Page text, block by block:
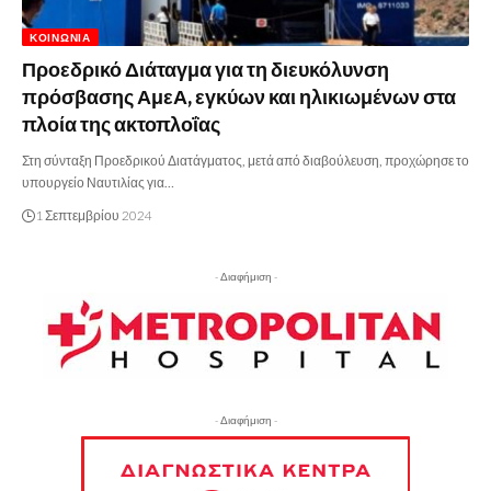
ΚΟΙΝΩΝΊΑ
Προεδρικό Διάταγμα για τη διευκόλυνση
πρόσβασης ΑμεΑ, εγκύων και ηλικιωμένων στα
πλοία της ακτοπλοΐας
Στη σύνταξη Προεδρικού Διατάγματος, μετά από διαβούλευση, προχώρησε το
υπουργείο Ναυτιλίας για…
1 Σεπτεμβρίου 2024
- Διαφήμιση -
- Διαφήμιση -